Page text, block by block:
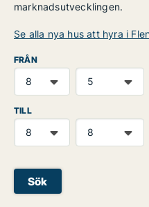
marknadsutvecklingen.
Se alla nya hus att hyra i
FRÅN
TILL
Sök